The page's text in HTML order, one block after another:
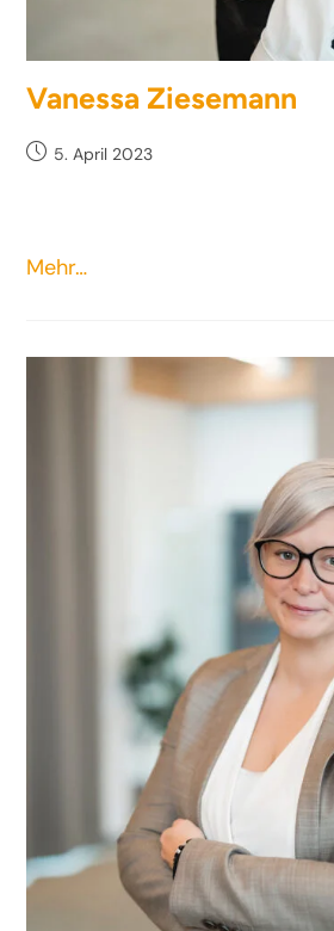
Vanessa Ziesemann
5. April 2023
Mehr…